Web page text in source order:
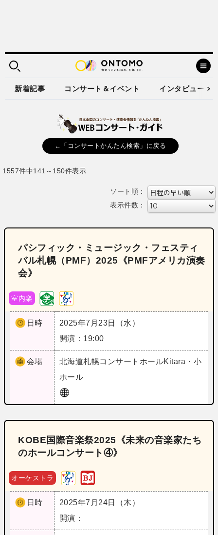
新着記事 コンサート＆イベント インタビュー
←「コンサートかんたん検索」に戻る
1557件中141～150件表示
ソート順：
表示件数：
パシフィック・ミュージック・フェスティ
バル札幌（PMF）2025《PMFアメリカ演奏
会》
室内楽
日時
2025年7月23日（水）
開演：19:00
会場 北海道札幌コンサートホールKitara・小
ホール
KOBE国際音楽祭2025《未来の音楽家たち
のホールコンサート④》
オーケストラ
日時
2025年7月24日（木）
開演：